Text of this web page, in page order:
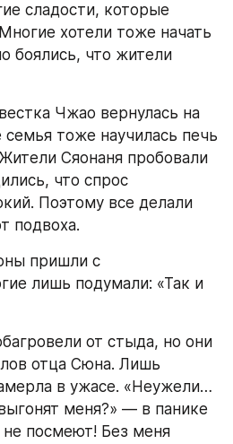
сладости, которые
хотели тоже начать
боялись, что жители
Чжао вернулась на
семья тоже научилась печь
Сяонаня пробовали
что спрос
Поэтому все делали
подвоха.
пришли с
лишь подумали: «Так и
от стыда, но они
отца Сюна. Лишь
в ужасе. «Неужели…
меня?» — в панике
посмеют! Без меня